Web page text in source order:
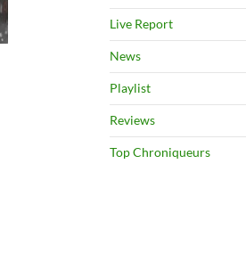
Live Report
News
Playlist
Reviews
Top Chroniqueurs